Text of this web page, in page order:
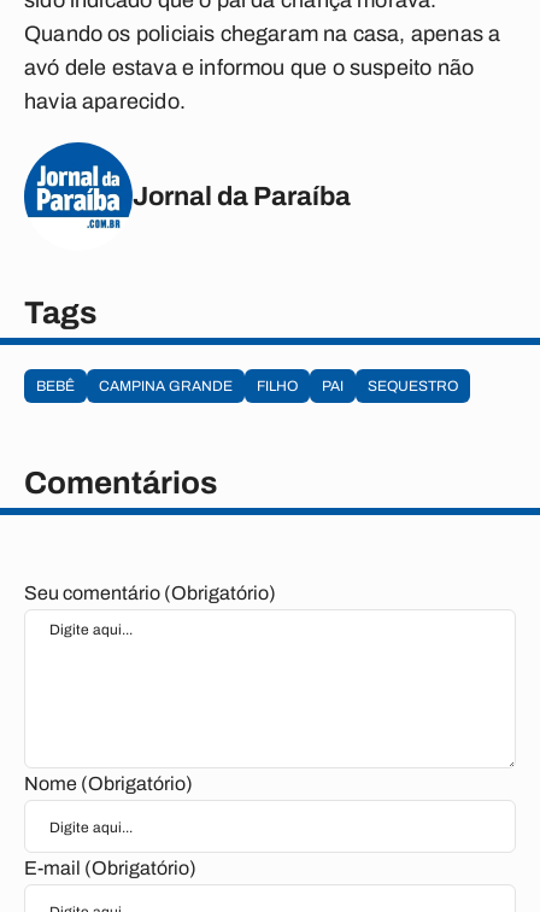
Quando os policiais chegaram na casa, apenas a
avó dele estava e informou que o suspeito não
havia aparecido.
Jornal da Paraíba
Tags
BEBÊ CAMPINA GRANDE FILHO PAI SEQUESTRO
Comentários
Seu comentário (Obrigatório)
Nome (Obrigatório)
E-mail (Obrigatório)